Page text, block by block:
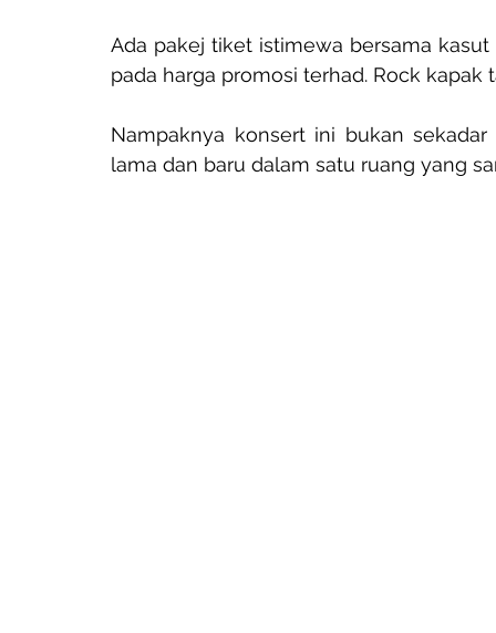
Ada pakej tiket istimewa bersama
pada harga promosi terhad. Rock kapak
Nampaknya konsert ini bukan
lama dan baru dalam satu ruang yang